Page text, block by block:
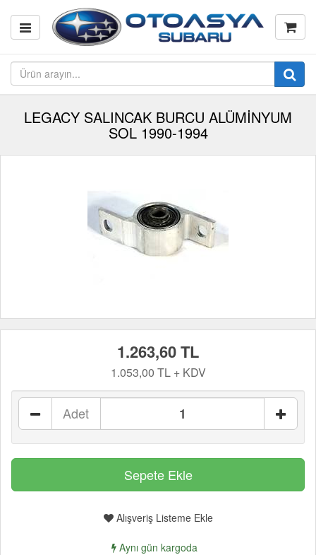
LEGACY SALINCAK BURCU ALÜMİNYUM
SOL 1990-1994
1.263,60 TL
1.053,00 TL + KDV
Adet
Alışveriş Listeme Ekle
Aynı gün kargoda